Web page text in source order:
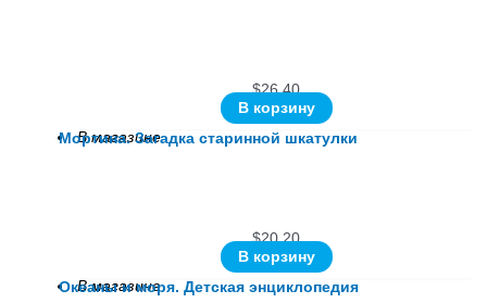
$26.40
В корзину
В магазине
Мортина. Загадка старинной шкатулки
$20.20
В корзину
В магазине
Океаны и моря. Детская энциклопедия